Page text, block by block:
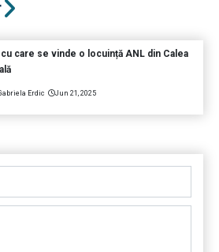
care se vinde o locuință ANL din Calea
Erdic Jun 21, 2025